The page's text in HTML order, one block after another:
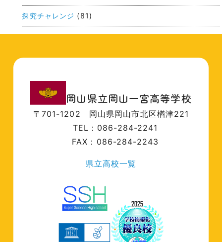
探究チャレンジ (81)
岡山県立岡山一宮高等学校
〒701-1202 岡山県岡山市北区楢津221
TEL：086-284-2241
FAX：086-284-2243
県立高校一覧